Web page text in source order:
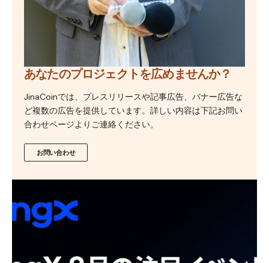
あなたのプロジェクトを広めませんか？
JinaCoinでは、プレスリリースや記事広告、バナー広告な
ど複数の広告を提供しています。詳しい内容は下記お問い
合わせページよりご連絡ください。
お問い合わせ